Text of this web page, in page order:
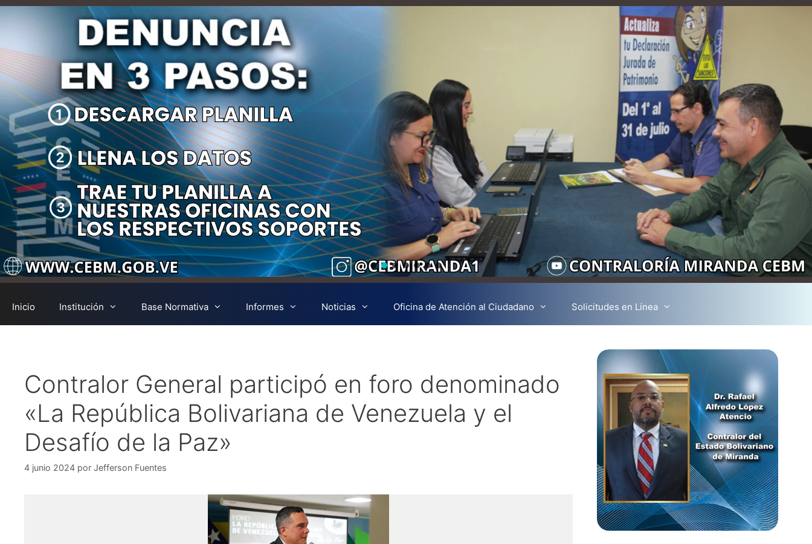
Inicio Institución Base Normativa Informes Noticias Oficina de Atención al Ciudadano Solicitudes en Línea
Contralor General participó en foro denominado
«La República Bolivariana de Venezuela y el
Desafío de la Paz»
4 junio 2024 por Jefferson Fuentes